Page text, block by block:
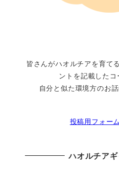
皆さんがハオルチアを育て
ントを記載したコ
自分と似た環境方のお
投稿用フォー
ハオルチア